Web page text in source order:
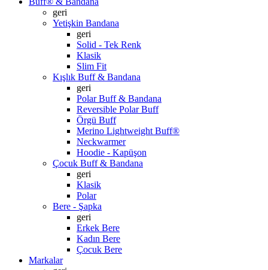
geri
Yetişkin Bandana
geri
Solid - Tek Renk
Klasik
Slim Fit
Kışlık Buff & Bandana
geri
Polar Buff & Bandana
Reversible Polar Buff
Örgü Buff
Merino Lightweight Buff®
Neckwarmer
Hoodie - Kapüşon
Çocuk Buff & Bandana
geri
Klasik
Polar
Bere - Şapka
geri
Erkek Bere
Kadın Bere
Çocuk Bere
Markalar